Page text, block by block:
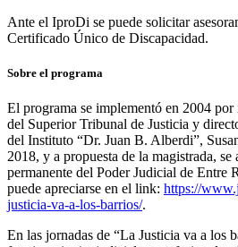
Ante el IproDi se puede solicitar
Certificado Único de Discapacidad.
Sobre el programa
El programa se implementó en 2004
del Superior Tribunal de Justicia y
del Instituto “Dr. Juan B. Alberdi”,
2018, y a propuesta de la magistrada,
permanente del Poder Judicial de Entre
puede apreciarse en el link: https://
justicia-va-a-los-barrios/.
En las jornadas de “La Justicia va a los